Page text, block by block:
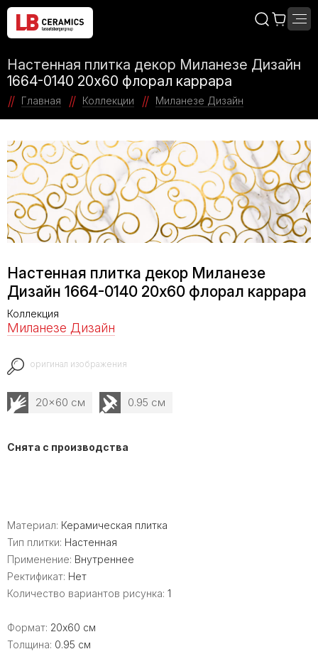
Настенная плитка декор Миланезе Дизайн
1664-0140 20х60 флорал каррара
Главная Коллекции Миланезе Дизайн
Настенная плитка декор Миланезе
Дизайн 1664-0140 20х60 флорал каррара
Коллекция
Миланезе Дизайн
оригинал изображения
20x60 см 0.95 см
Снята с производства
Материал: Керамическая плитка
Тип плитки: Настенная
Применение: Внутреннее
Ректификат: Нет
Количество вариантов рисунка: 1
Формат: 20x60 см
Толщина: 0.95 см